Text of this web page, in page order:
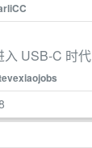
USB-C 时代